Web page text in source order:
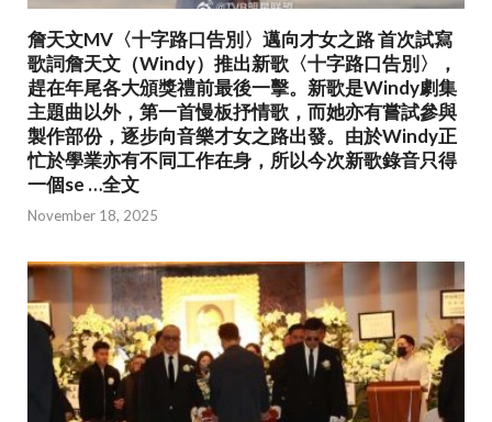
詹天文MV〈十字路口告別〉邁向才女之路 首次試寫
歌詞詹天文（Windy）推出新歌〈十字路口告別〉，
趕在年尾各大頒獎禮前最後一擊。新歌是Windy劇集
主題曲以外，第一首慢板抒情歌，而她亦有嘗試參與
製作部份，逐步向音樂才女之路出發。由於Windy正
忙於學業亦有不同工作在身，所以今次新歌錄音只得
一個se …全文
November 18, 2025